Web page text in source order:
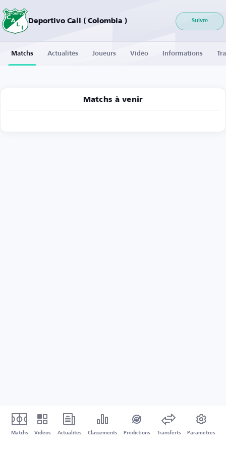
Deportivo Cali ( Colombia ) Suivre
Matchs Actualités Joueurs Vidéo Informations
Matchs à venir
Matchs Vidéos Actualités Classements Prédictions Transferts Paramètres